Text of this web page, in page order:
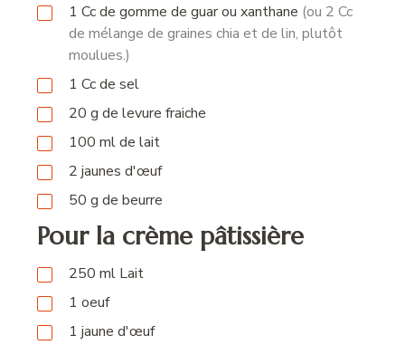
1 Ccde gomme de guar ou xanthane (ou 2 Cc
de mélange de graines chia et de lin, plutôt
moulues.)
1 Ccde sel
20 g de levure fraiche
100 mlde lait
2 jaunes d'œuf
50 g de beurre
Pour la crème pâtissière
250 ml Lait
1 oeuf
1 jaune d'œuf